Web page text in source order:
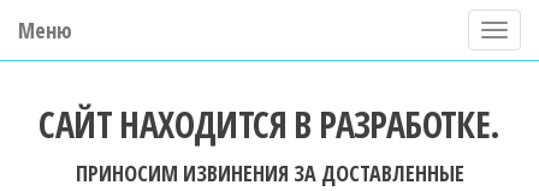
Меню
П
о
а
ГБУ ДО "Центр "Ладога"
САЙТ НАХОДИТСЯ В РАЗРАБОТКЕ.
ПРИНОСИМ ИЗВИНЕНИЯ ЗА ДОСТАВЛЕННЫЕ